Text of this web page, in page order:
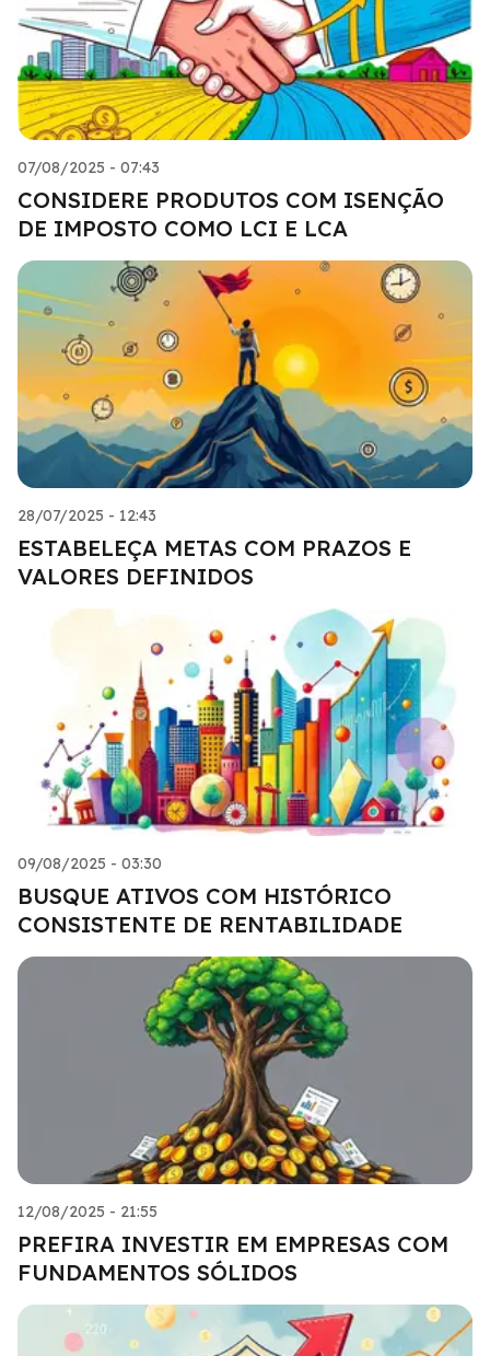
07/08/2025 - 07:43
CONSIDERE PRODUTOS COM ISENÇÃO
DE IMPOSTO COMO LCI E LCA
28/07/2025 - 12:43
ESTABELEÇA METAS COM PRAZOS E
VALORES DEFINIDOS
09/08/2025 - 03:30
BUSQUE ATIVOS COM HISTÓRICO
CONSISTENTE DE RENTABILIDADE
12/08/2025 - 21:55
PREFIRA INVESTIR EM EMPRESAS COM
FUNDAMENTOS SÓLIDOS